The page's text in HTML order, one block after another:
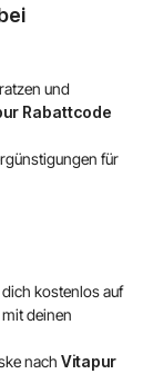
und
Rabattcode
für
kostenlos auf
deinen
nach Vitapur